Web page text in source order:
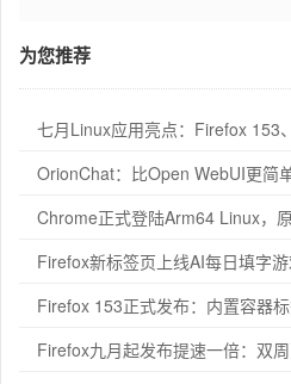
为您推荐
七月Linux应用亮点：Firefox 153
OrionChat：比Open WebUI更简
Chrome正式登陆Arm64 Linux，
Firefox新标签页上线AI每日填字
Firefox 153正式发布：内置容器
Firefox九月起发布提速一倍：双